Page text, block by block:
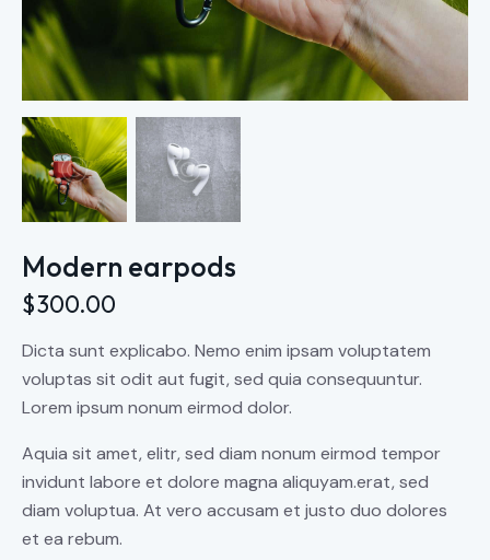
Modern earpods
$300.00
Dicta sunt explicabo. Nemo enim ipsam voluptatem
voluptas sit odit aut fugit, sed quia consequuntur.
Lorem ipsum nonum eirmod dolor.
Aquia sit amet, elitr, sed diam nonum eirmod tempor
invidunt labore et dolore magna aliquyam.erat, sed
diam voluptua. At vero accusam et justo duo dolores
et ea rebum.